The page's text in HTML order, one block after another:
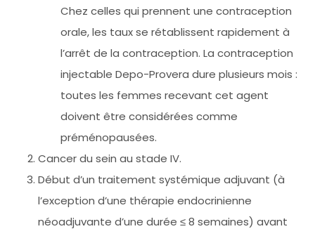
Chez celles qui prennent une contraception
orale, les taux se rétablissent rapidement à
l’arrêt de la contraception. La contraception
injectable Depo-Provera dure plusieurs mois :
toutes les femmes recevant cet agent
doivent être considérées comme
préménopausées.
Cancer du sein au stade IV.
Début d’un traitement systémique adjuvant (à
l’exception d’une thérapie endocrinienne
néoadjuvante d’une durée ≤ 8 semaines) avant